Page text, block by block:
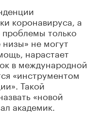
коронавируса, а
только
не могут
нарастает
в международной
«инструментом
Такой
«новой
академик.